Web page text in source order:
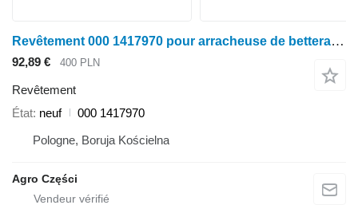
Revêtement 000 1417970 pour arracheuse de betteraves Claas Jaguar 930-980
92,89 € 400 PLN
Revêtement
État neuf
000 1417970
Pologne, Boruja Kościelna
Agro Części